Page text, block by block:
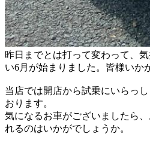
昨日までとは打って変わって、
い6月が始まりました。皆様いか
当店では開店から試乗にいらっ
おります。
気になるお車がございましたら
れるのはいかがでしょうか。